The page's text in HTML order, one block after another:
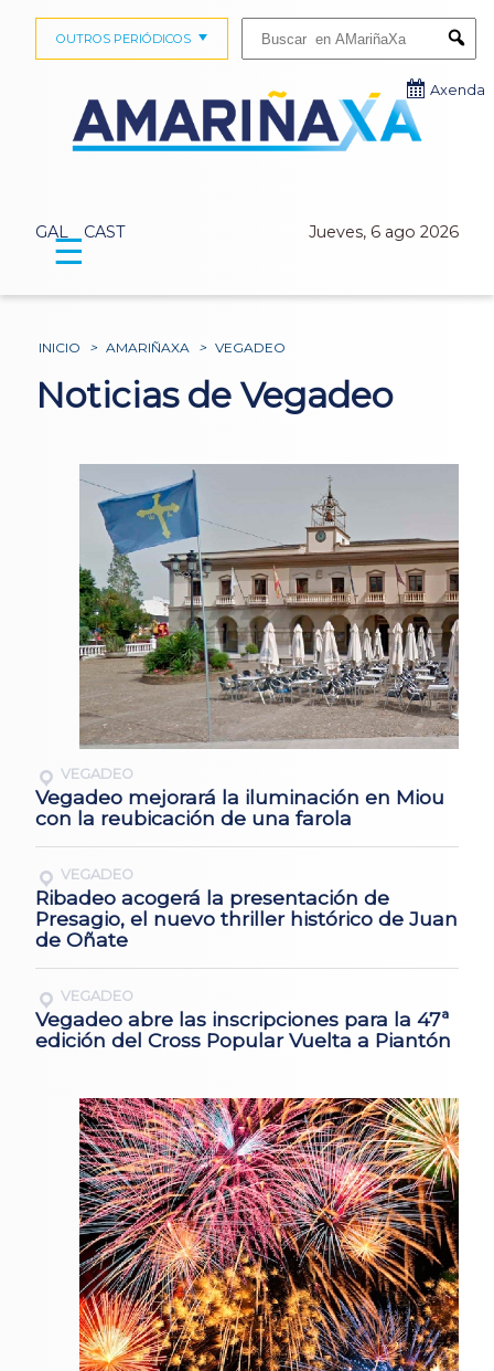
GAL CAST Jueves, 6 ago 2026
OUTROS PERIÓDICOS
Axenda
☰
INICIO > AMARIÑAXA > VEGADEO
Noticias de Vegadeo
VEGADEO
Vegadeo mejorará la iluminación en Miou
con la reubicación de una farola
VEGADEO
Ribadeo acogerá la presentación de
Presagio, el nuevo thriller histórico de Juan
de Oñate
VEGADEO
Vegadeo abre las inscripciones para la 47ª
edición del Cross Popular Vuelta a Piantón